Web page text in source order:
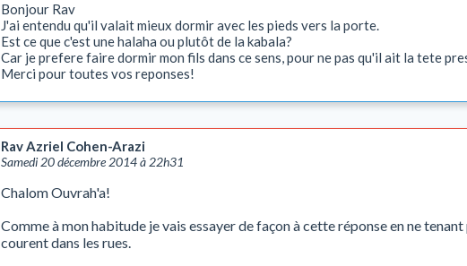
Bonjour Rav
J'ai entendu qu'il valait mieux dormir avec les pieds vers la porte.
Est ce que c'est une halaha ou plutôt de la kabala?
Car je prefere faire dormir mon fils dans ce sens, pour ne pas qu'il ait la tete
Merci pour toutes vos reponses!
Rav Azriel Cohen-Arazi
Samedi 20 décembre 2014 à 22h31
Chalom Ouvrah'a!
Comme à mon habitude je vais essayer de façon à cette réponse en ne
courent dans les rues.